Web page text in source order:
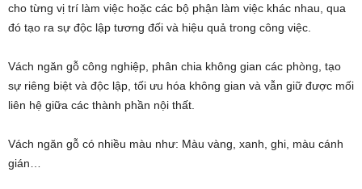
cho từng vị trí làm việc hoặc các bộ phận làm việc khác nhau, qua
đó tạo ra sự độc lập tương đối và hiệu quả trong công việc.
Vách ngăn gỗ công nghiệp, phân chia không gian các phòng, tạo
sự riêng biệt và độc lập, tối ưu hóa không gian và vẫn giữ được mối
liên hệ giữa các thành phần nội thất.
Vách ngăn gỗ có nhiều màu như: Màu vàng, xanh, ghi, màu cánh
gián…